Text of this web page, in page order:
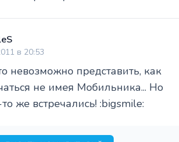
в 20:53
невозможно представить, как
не имея Мобильника... Но
же встречались! :bigsmile: